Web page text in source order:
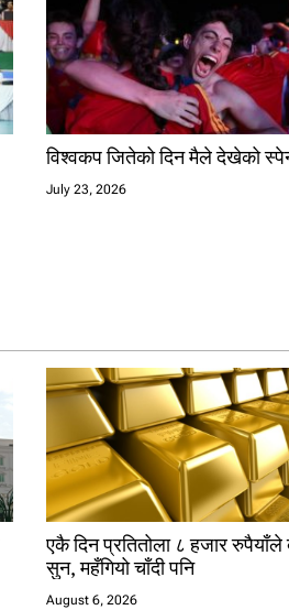
विश्वकप जितेको दिन मैले देखेको
July 23, 2026
एकै दिन प्रतितोला ८ हजार रुपैयाँले
सुन, महँगियो चाँदी पनि
August 6, 2026